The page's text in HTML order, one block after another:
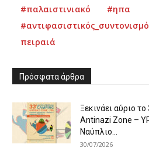
#παλαιστινιακό
#ηπα
πειραιά
Πρόσφατα άρθρα
Ξεκινάει αύριο
Antinazi Zone –
Ναύπλιο...
30/07/2026